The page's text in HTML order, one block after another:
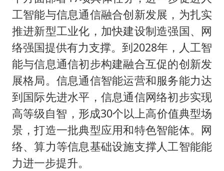
工智能与信息通信融合创新发展，为扎实
推进新型工业化，加快建设制造强国、网
络强国提供有力支撑。到2028年，人工智
能与信息通信初步构建融合互促的创新发
展格局。信息通信智能运营和服务能力达
到国际先进水平，信息通信网络初步实现
高等级自智，形成30个以上高价值典型场
景，打造一批典型应用和特色智能体。网
络、算力等信息基础设施支撑人工智能能
力进一步提升。